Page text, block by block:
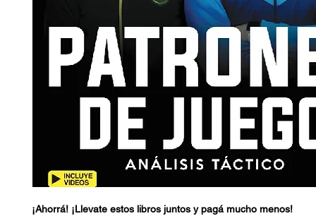
¡Ahorrá! ¡Llevate estos libros juntos y pagá mucho menos!